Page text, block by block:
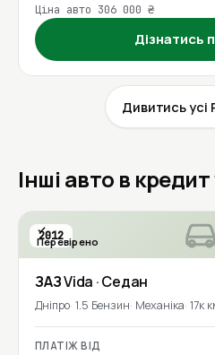
Ціна авто 306 000 ₴
Дізнатись
Дивитись
Інші авто в кредит
2012
Перевірено
ЗАЗVida · Седан
Дніпро 1.5 Бензин Механіка 17к
ПЛАТІЖ ВІД